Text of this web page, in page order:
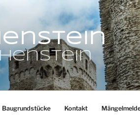
Baugrundstücke Kontakt